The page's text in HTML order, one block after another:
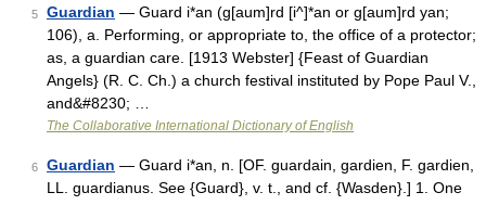
5 Guardian — Guard i*an (g[aum]rd [i^]*an or g[aum]rd yan;
106), a. Performing, or appropriate to, the office of a protector;
as, a guardian care. [1913 Webster] {Feast of Guardian
Angels} (R. C. Ch.) a church festival instituted by Pope Paul V.,
and&#8230; …
The Collaborative International Dictionary of English
6 Guardian — Guard i*an, n. [OF. guardain, gardien, F. gardien,
LL. guardianus. See {Guard}, v. t., and cf. {Wasden}.] 1. One